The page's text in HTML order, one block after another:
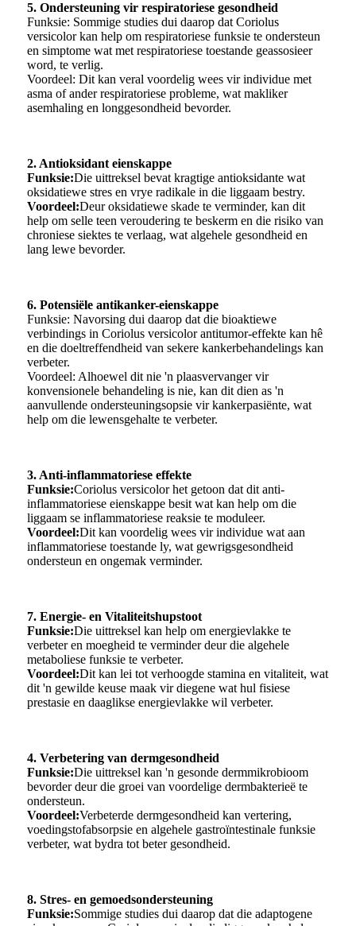
5. Ondersteuning vir respiratoriese gesondheid
Funksie: Sommige studies dui daarop dat Coriolus
versicolor kan help om respiratoriese funksie te ondersteun
en simptome wat met respiratoriese toestande geassosieer
word, te verlig.
Voordeel: Dit kan veral voordelig wees vir individue met
asma of ander respiratoriese probleme, wat makliker
asemhaling en longgesondheid bevorder.
2. Antioksidant eienskappe
Funksie:Die uittreksel bevat kragtige antioksidante wat
oksidatiewe stres en vrye radikale in die liggaam bestry.
Voordeel:Deur oksidatiewe skade te verminder, kan dit
help om selle teen veroudering te beskerm en die risiko van
chroniese siektes te verlaag, wat algehele gesondheid en
lang lewe bevorder.
6. Potensiële antikanker-eienskappe
Funksie: Navorsing dui daarop dat die bioaktiewe
verbindings in Coriolus versicolor antitumor-effekte kan hê
en die doeltreffendheid van sekere kankerbehandelings kan
verbeter.
Voordeel: Alhoewel dit nie 'n plaasvervanger vir
konvensionele behandeling is nie, kan dit dien as 'n
aanvullende ondersteuningsopsie vir kankerpasiënte, wat
help om die lewensgehalte te verbeter.
3. Anti-inflammatoriese effekte
Funksie:Coriolus versicolor het getoon dat dit anti-
inflammatoriese eienskappe besit wat kan help om die
liggaam se inflammatoriese reaksie te moduleer.
Voordeel:Dit kan voordelig wees vir individue wat aan
inflammatoriese toestande ly, wat gewrigsgesondheid
ondersteun en ongemak verminder.
7. Energie- en Vitaliteitshupstoot
Funksie:Die uittreksel kan help om energievlakke te
verbeter en moegheid te verminder deur die algehele
metaboliese funksie te verbeter.
Voordeel:Dit kan lei tot verhoogde stamina en vitaliteit, wat
dit 'n gewilde keuse maak vir diegene wat hul fisiese
prestasie en daaglikse energievlakke wil verbeter.
4. Verbetering van dermgesondheid
Funksie:Die uittreksel kan 'n gesonde dermmikrobioom
bevorder deur die groei van voordelige dermbakterieë te
ondersteun.
Voordeel:Verbeterde dermgesondheid kan vertering,
voedingstofabsorpsie en algehele gastroïntestinale funksie
verbeter, wat bydra tot beter gesondheid.
8. Stres- en gemoedsondersteuning
Funksie:Sommige studies dui daarop dat die adaptogene